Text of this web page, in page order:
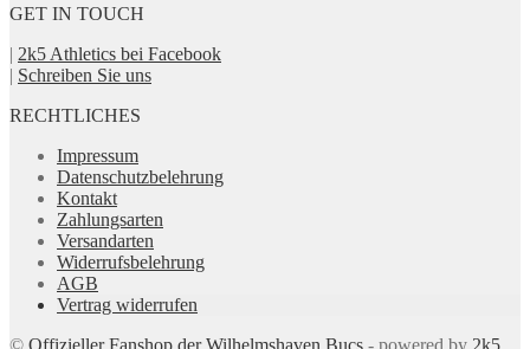
GET IN TOUCH
| 2k5 Athletics bei Facebook
| Schreiben Sie uns
RECHTLICHES
Impressum
Datenschutzbelehrung
Kontakt
Zahlungsarten
Versandarten
Widerrufsbelehrung
AGB
Vertrag widerrufen
© Offizieller Fanshop der Wilhelmshaven Bucs - powered by 2k5